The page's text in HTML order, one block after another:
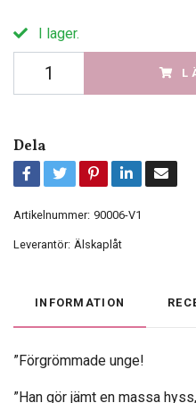
I lager.
Dela
Artikelnummer: 90006-V1
Leverantör: Älskaplåt
INFORMATION
”Förgrömmade unge!
”Han gör jämt en massa